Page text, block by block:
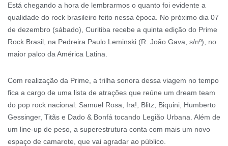
Está chegando a hora de lembrarmos o quanto foi evidente a
qualidade do rock brasileiro feito nessa época. No próximo dia 07
de dezembro (sábado), Curitiba recebe a quinta edição do Prime
Rock Brasil, na Pedreira Paulo Leminski (R. João Gava, s/nº), no
maior palco da América Latina.
Com realização da Prime, a trilha sonora dessa viagem no tempo
fica a cargo de uma lista de atrações que reúne um dream team
do pop rock nacional: Samuel Rosa, Ira!, Blitz, Biquini, Humberto
Gessinger, Titãs e Dado & Bonfá tocando Legião Urbana. Além de
um line-up de peso, a superestrutura conta com mais um novo
espaço de camarote, que vai agradar ao público.